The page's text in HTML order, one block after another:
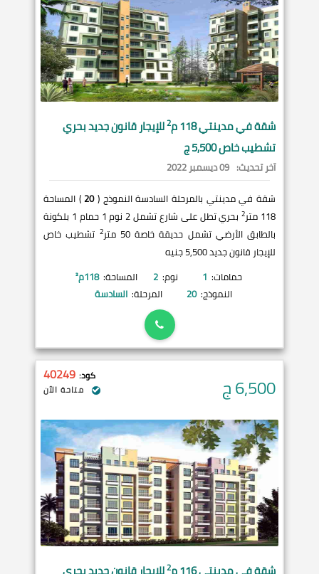
شقة فيمدينتي118 م 2للإيجار قانون جديد بحري
تشطيب خاص 5,500 ج
آخر تحديث: 09 ديسمبر 2022
شقة في مدينتي بالمرحلة السادسة النموذج (20) المساحة
118 متر
2
بحري تطل على شارع تشمل 2 نوم 1 حمام 1 بلكونة
بالطابق الأرضي تشمل حديقة خاصة 50 متر
2 تشطيب خاص
للإيجار قانون جديد 5,500 جنيه
حمامات: 1 نوم: 2 المساحة: 118م²
النموذج: 20 المرحلة: السادسة
6,500ج كود: 40249
متاحة الآن
2